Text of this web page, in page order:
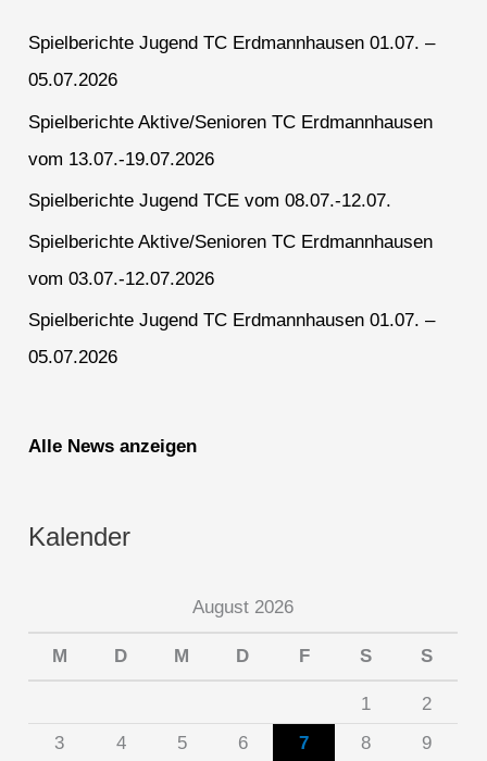
Spielberichte Jugend TC Erdmannhausen 01.07. –
05.07.2026
Spielberichte Aktive/Senioren TC Erdmannhausen
vom 13.07.-19.07.2026
Spielberichte Jugend TCE vom 08.07.-12.07.
Spielberichte Aktive/Senioren TC Erdmannhausen
vom 03.07.-12.07.2026
Spielberichte Jugend TC Erdmannhausen 01.07. –
05.07.2026
Alle News anzeigen
Kalender
August 2026
M D M D F S S
1
2
3
4 5 6 7 8
9